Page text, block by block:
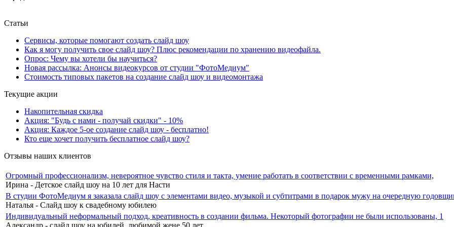
Статьи
Сервисы, которые помогают создать слайд шоу
Как я могу получить свое слайд шоу? Плюс рекомендации по хранению видеофайла.
Опрос: Чему вы хотели бы научиться?
Новая рассылка: Анонсы видеокурсов от студии "ФотоМедиум"
Стоимость типовых пакетов на создание слайд шоу и видеомонтажа
Текущие акции
Накопительная скидка
Акция: "Будь с нами - получай скидки" - 10%
Акция: Каждое 5-ое создание слайд шоу - бесплатно!
Кто еще хочет получить бесплатное слайд шоу?
Отзывы наших клиентов
Огромный профессионализм, невероятное чувство стиля и такта, умение работать в соответствии с временными рамками,
Ирина - Детское слайд шоу на 10 лет для Насти
В студии ФотоМедиум я заказала слайд шоу с элементами видео, музыкой и субтитрами в подарок мужу на очередную
Наталья - Слайд шоу к свадебному юбилею
Индивидуальный неформальный подход, креативность в создании фильма. Некоторый фотографии не были использованы, 1
Александр - слайд шоу на юбилей, любимой жене 50 лет